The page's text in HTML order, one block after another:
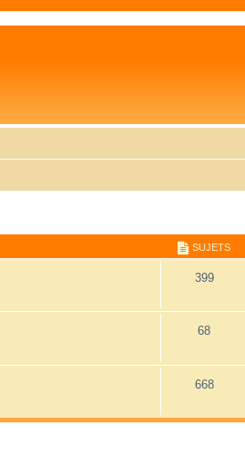
SUJETS
399
68
668